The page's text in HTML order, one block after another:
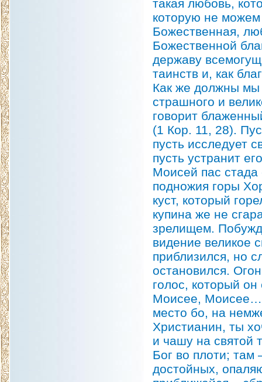
такая любовь,
которую не
Божественная,
Божественной
державу
таинств и, как
Как же должны мы
страшного и
говорит
(1 Кор. 11, 28).
пусть исследует
пусть устранит
Моисей пас стада
подножия горы
куст, который
купина же не
зрелищем.
видение великое
приблизился, но
остановился.
голос, который
Моисее, Моисее…
место бо, на
Христианин, ты
и чашу на святой
Бог во плоти;
достойных,